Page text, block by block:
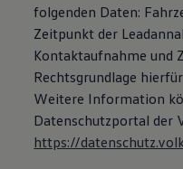
folgenden Daten:
Zeitpunkt der
Kontaktaufnahme und
Rechtsgrundlage
Weitere Information
Datenschutzportal der
https://